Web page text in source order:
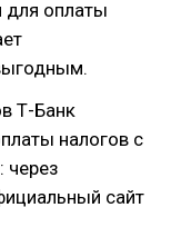
для оплаты
Т-Банк
налогов с
через
сайт